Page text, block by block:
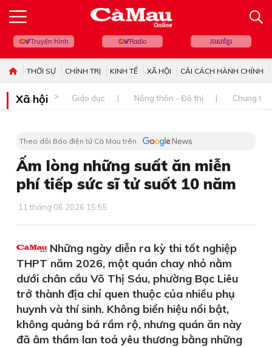
Truyền hình Radio ភាសាខ្មែរ
THỜI SỰ CHÍNH TRỊ KINH TẾ XÃ HỘI CẢI CÁCH HÀNH CHÍNH
Xã hội Giáo dục Nông thôn - Đô thị Chung
Theo dõi Báo điện tử Cà Mau trên
Ấm lòng những suất ăn miễn
phí tiếp sức sĩ tử suốt 10 năm
11 tháng 06 2026 15:55
Những ngày diễn ra kỳ thi tốt nghiệp
THPT năm 2026, một quán chay nhỏ nằm
dưới chân cầu Võ Thị Sáu, phường Bạc Liêu
trở thành địa chỉ quen thuộc của nhiều phụ
huynh và thí sinh. Không biển hiệu nổi bật,
không quảng bá rầm rộ, nhưng quán ăn này
đã âm thầm lan toả yêu thương bằng những